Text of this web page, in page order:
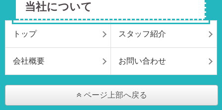
当社について
トップ スタッフ紹介
会社概要 お問い合わせ
ページ上部へ戻る